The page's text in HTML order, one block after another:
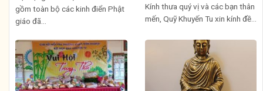
gồm toàn bộ các kinh điển Phật
giáo đã...
Kính thưa quý vị và các bạn thân
mến, Quỹ Khuyến Tu xin kính đề...